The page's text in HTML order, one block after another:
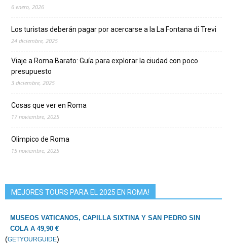
6 enero, 2026
Los turistas deberán pagar por acercarse a la La Fontana di Trevi
24 diciembre, 2025
Viaje a Roma Barato: Guía para explorar la ciudad con poco
presupuesto
3 diciembre, 2025
Cosas que ver en Roma
17 noviembre, 2025
Olimpico de Roma
15 noviembre, 2025
MEJORES TOURS PARA EL 2025 EN ROMA!
MUSEOS VATICANOS, CAPILLA SIXTINA Y SAN PEDRO SIN
COLA A 49,90 €
(GETYOURGUIDE)